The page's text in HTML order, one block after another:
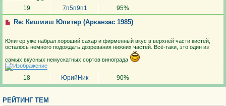
19 7п5п9п1 95%
Re: Кишмиш Юпитер (Арканзас 1985)
Юпитер уже набрал хороший сахар и фирменный вкус в верхней части кистей,
осталось немного подождать дозревания нижних частей. Всё-таки, это один из
самых вкусных немускатных сортов винограда
18 ЮрийНик 90%
РЕЙТИНГ ТЕМ